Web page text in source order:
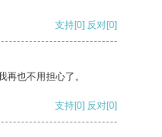
支持[0] 反对[0]
也不用担心了。
支持[0] 反对[0]